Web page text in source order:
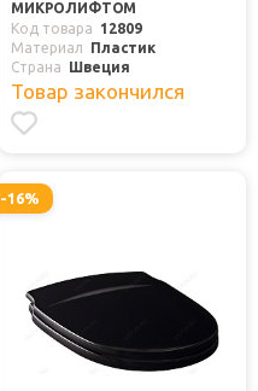
МИКРОЛИФТОМ
Код товара
12809
Материал
Пластик
Страна
Швеция
Товар закончился
-16%